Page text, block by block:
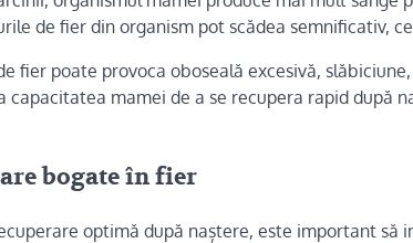
de fier din organism pot scădea semnificativ,
fier poate provoca oboseală excesivă,
capacitatea mamei de a se recupera rapid după
bogate în fier
optimă după naștere, este important să